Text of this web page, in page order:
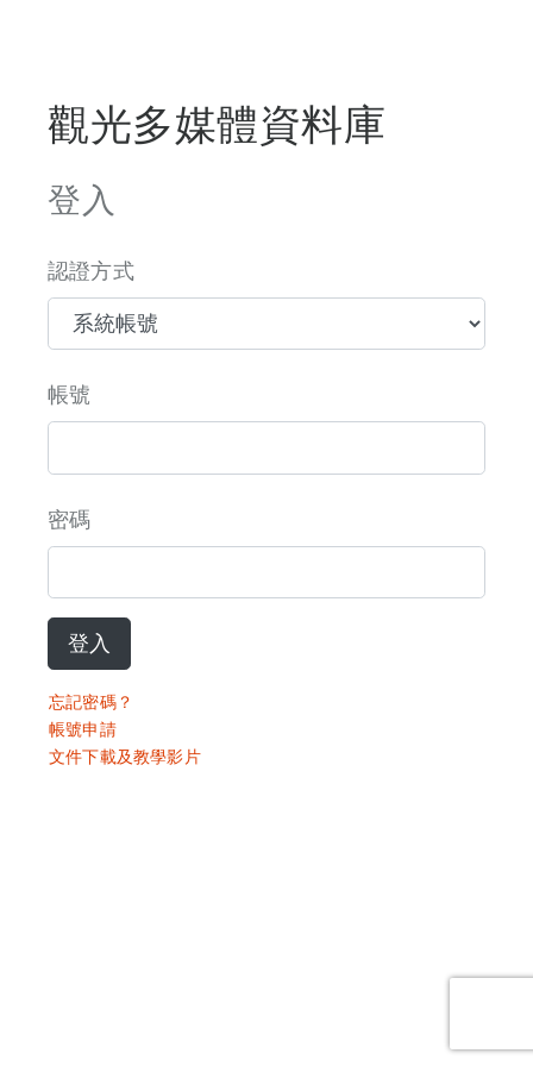
觀光多媒體資料庫
登入
認證方式
帳號
密碼
登入
忘記密碼？
帳號申請
文件下載及教學影片